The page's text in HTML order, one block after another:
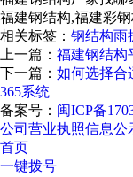
福建钢结构,福建彩钢
相关标签： 钢结构雨
上一篇： 福建钢结构
下一篇： 如何选择合
365系统
备案号： 闽ICP备
公司营业执照信息公
首页
一键拨号